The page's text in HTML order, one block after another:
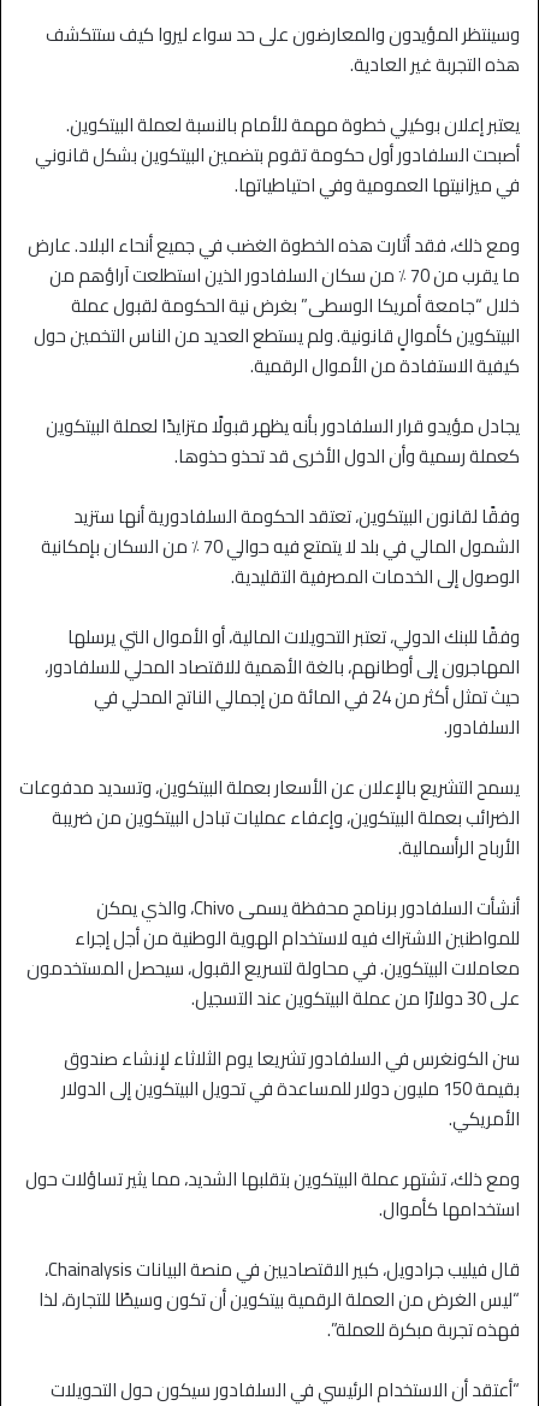
وسينتظر المؤيدون والمعارضون على حد سواء ليروا كيف ستتكشف
هذه التجربة غير العادية.
يعتبر إعلان بوكيلي خطوة مهمة للأمام بالنسبة لعملة البيتكوين.
أصبحت السلفادور أول حكومة تقوم بتضمين البيتكوين بشكل قانوني
في ميزانيتها العمومية وفي احتياطياتها.
ومع ذلك، فقد أثارت هذه الخطوة الغضب في جميع أنحاء البلاد. عارض
ما يقرب من 70 ٪ من سكان السلفادور الذين استطلعت آراؤهم من
خلال “جامعة أمريكا الوسطى” بغرض نية الحكومة لقبول عملة
البيتكوين كأموالٍ قانونية. ولم يستطع العديد من الناس التخمين حول
كيفية الاستفادة من الأموال الرقمية.
يجادل مؤيدو قرار السلفادور بأنه يظهر قبولًا متزايدًا لعملة البيتكوين
كعملة رسمية وأن الدول الأخرى قد تحذو حذوها.
وفقًا لقانون البيتكوين، تعتقد الحكومة السلفادورية أنها ستزيد
الشمول المالي في بلد لا يتمتع فيه حوالي 70 ٪ من السكان بإمكانية
الوصول إلى الخدمات المصرفية التقليدية.
وفقًا للبنك الدولي، تعتبر التحويلات المالية، أو الأموال التي يرسلها
المهاجرون إلى أوطانهم، بالغة الأهمية للاقتصاد المحلي للسلفادور،
حيث تمثل أكثر من 24 في المائة من إجمالي الناتج المحلي في
السلفادور.
يسمح التشريع بالإعلان عن الأسعار بعملة البيتكوين، وتسديد مدفوعات
الضرائب بعملة البيتكوين، وإعفاء عمليات تبادل البيتكوين من ضريبة
الأرباح الرأسمالية.
أنشأت السلفادور برنامج محفظة يسمى Chivo، والذي يمكن
للمواطنين الاشتراك فيه لاستخدام الهوية الوطنية من أجل إجراء
معاملات البيتكوين. في محاولة لتسريع القبول، سيحصل المستخدمون
على 30 دولارًا من عملة البيتكوين عند التسجيل.
سن الكونغرس في السلفادور تشريعا يوم الثلاثاء لإنشاء صندوق
بقيمة 150 مليون دولار للمساعدة في تحويل البيتكوين إلى الدولار
الأمريكي.
ومع ذلك، تشتهر عملة البيتكوين بتقلبها الشديد، مما يثير تساؤلات حول
استخدامها كأموال.
قال فيليب جرادويل، كبير الاقتصاديين في منصة البيانات Chainalysis،
“ليس الغرض من العملة الرقمية بيتكوين أن تكون وسيطًا للتجارة، لذا
فهذه تجربة مبكرة للعملة”.
“أعتقد أن الاستخدام الرئيسي في السلفادور سيكون حول التحويلات